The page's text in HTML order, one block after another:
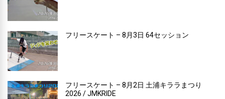
フリースケート – 8月3日 64セッション
フリースケート – 8月2日 土浦キララまつり
2026 / JMKRIDE